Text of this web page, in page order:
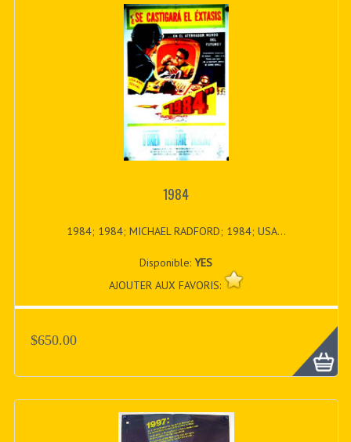
1984
1984; 1984; MICHAEL RADFORD; 1984; USA...
Disponible:YES
AJOUTER AUX FAVORIS:
$650.00